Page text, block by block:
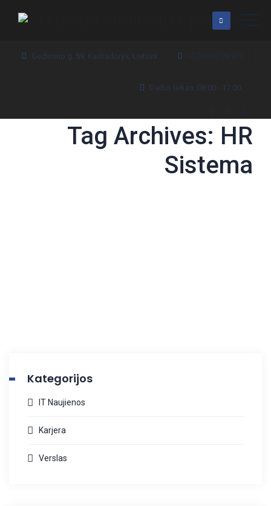
Gedimino g. 59, Kaišiadorys, Lietuva +370 630 99 970
Darbo laikas: 08:00 - 17:00
Tag Archives: HR
Sistema
Kategorijos
IT Naujienos
Karjera
Verslas